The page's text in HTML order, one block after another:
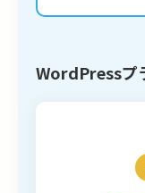
WordPressプ